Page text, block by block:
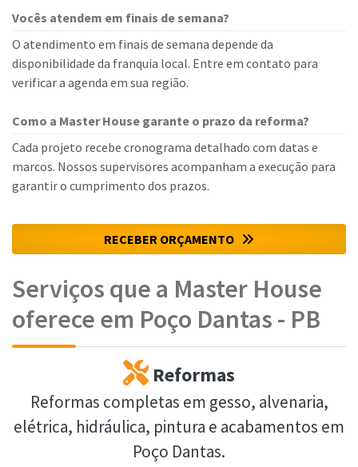
Vocês atendem em finais de semana?
O atendimento em finais de semana depende da
disponibilidade da franquia local. Entre em contato para
verificar a agenda em sua região.
Como a Master House garante o prazo da reforma?
Cada projeto recebe cronograma detalhado com datas e
marcos. Nossos supervisores acompanham a execução para
garantir o cumprimento dos prazos.
RECEBER ORÇAMENTO
Serviços que a Master House
oferece em Poço Dantas - PB
Reformas
Reformas completas em gesso, alvenaria,
elétrica, hidráulica, pintura e acabamentos em
Poço Dantas.